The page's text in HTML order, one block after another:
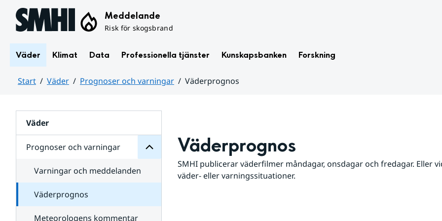
Hoppa till sidans innehåll Meddelande
Risk för skogsbrand
Väder Klimat Data Professionella tjänster Kunskapsbanken Forskning
Start Väder Prognoser och varningar
Väderprognos
Väder
Prognoser och varningar
för
varningar
Varningar och meddelanden
Väderprognos
Meteorologens kommentar
Väderprognos
SMHI publicerar väderfilmer måndagar, onsdagar och fredagar. Eller
väder- eller varningssituationer.